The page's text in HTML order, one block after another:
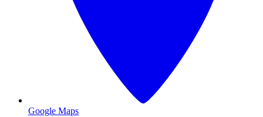
Google Maps